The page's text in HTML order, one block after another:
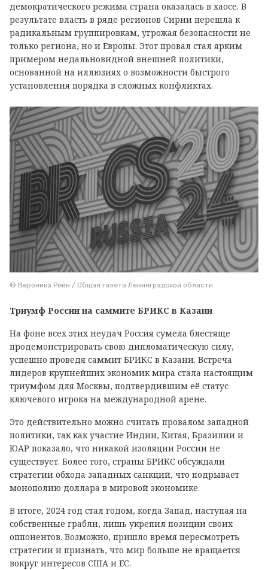
демократического режима страна оказалась в хаосе. В
результате власть в ряде регионов Сирии перешла к
радикальным группировкам, угрожая безопасности не
только региона, но и Европы. Этот провал стал ярким
примером недальновидной внешней политики,
основанной на иллюзиях о возможности быстрого
установления порядка в сложных конфликтах.
© Вероника Рейн / Общая газета Ленинградской области
Триумф России на саммите БРИКС в Казани
На фоне всех этих неудач Россия сумела блестяще
продемонстрировать свою дипломатическую силу,
успешно проведя саммит БРИКС в Казани. Встреча
лидеров крупнейших экономик мира стала настоящим
триумфом для Москвы, подтвердившим её статус
ключевого игрока на международной арене.
Это действительно можно считать провалом западной
политики, так как участие Индии, Китая, Бразилии и
ЮАР показало, что никакой изоляции России не
существует. Более того, страны БРИКС обсуждали
стратегии обхода западных санкций, что подрывает
монополию доллара в мировой экономике.
В итоге, 2024 год стал годом, когда Запад, наступая на
собственные грабли, лишь укрепил позиции своих
оппонентов. Возможно, пришло время пересмотреть
стратегии и признать, что мир больше не вращается
вокруг интересов США и ЕС.